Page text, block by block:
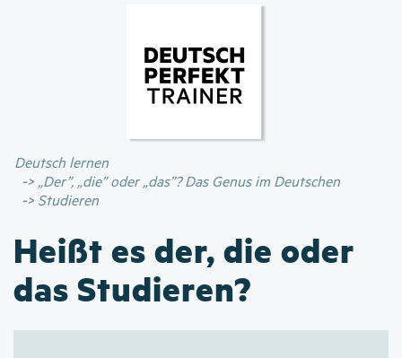
Inhalt
Deutsch lernen
„Der”, „die” oder „das”? Das Genus im Deutschen
Studieren
Heißt es der, die oder
das Studieren?